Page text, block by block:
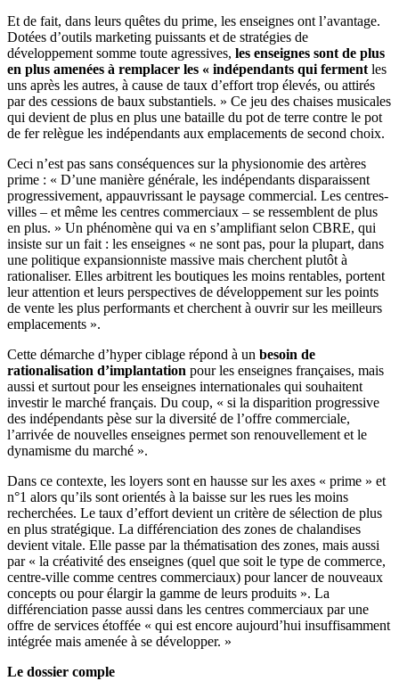
Et de fait, dans leurs quêtes du prime, les enseignes ont l’avantage.
Dotées d’outils marketing puissants et de stratégies de
développement somme toute agressives, les enseignes sont de plus
en plus amenées à remplacer les « indépendants qui fermentles
uns après les autres, à cause de taux d’effort trop élevés, ou attirés
par des cessions de baux substantiels. » Ce jeu des chaises musicales
qui devient de plus en plus une bataille du pot de terre contre le pot
de fer relègue les indépendants aux emplacements de second choix.
Ceci n’est pas sans conséquences sur la physionomie des artères
prime : « D’une manière générale, les indépendants disparaissent
progressivement, appauvrissant le paysage commercial. Les centres-
villes – et même les centres commerciaux – se ressemblent de plus
en plus. » Un phénomène qui va en s’amplifiant selon CBRE, qui
insiste sur un fait : les enseignes « ne sont pas, pour la plupart, dans
une politique expansionniste massive mais cherchent plutôt à
rationaliser. Elles arbitrent les boutiques les moins rentables, portent
leur attention et leurs perspectives de développement sur les points
de vente les plus performants et cherchent à ouvrir sur les meilleurs
emplacements ».
Cette démarche d’hyper ciblage répond à un besoin de
rationalisation d’implantation pour les enseignes françaises, mais
aussi et surtout pour les enseignes internationales qui souhaitent
investir le marché français. Du coup, « si la disparition progressive
des indépendants pèse sur la diversité de l’offre commerciale,
l’arrivée de nouvelles enseignes permet son renouvellement et le
dynamisme du marché ».
Dans ce contexte, les loyers sont en hausse sur les axes « prime » et
n°1 alors qu’ils sont orientés à la baisse sur les rues les moins
recherchées. Le taux d’effort devient un critère de sélection de plus
en plus stratégique. La différenciation des zones de chalandises
devient vitale. Elle passe par la thématisation des zones, mais aussi
par « la créativité des enseignes (quel que soit le type de commerce,
centre-ville comme centres commerciaux) pour lancer de nouveaux
concepts ou pour élargir la gamme de leurs produits ». La
différenciation passe aussi dans les centres commerciaux par une
offre de services étoffée « qui est encore aujourd’hui insuffisamment
intégrée mais amenée à se développer. »
Le dossier comple